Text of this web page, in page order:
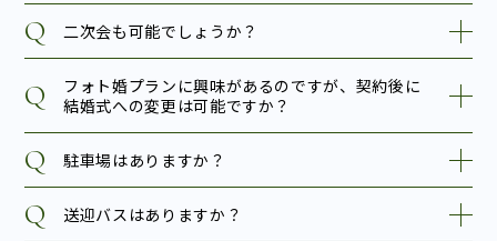
二次会も可能でしょうか？
フォト婚プランに興味があるのですが、契約後に
結婚式への変更は可能ですか？
駐車場はありますか？
送迎バスはありますか？